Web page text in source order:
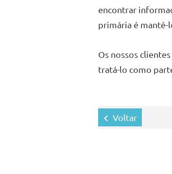
encontrar
primária é mantê-
Os nossos
tratá-lo como
Voltar